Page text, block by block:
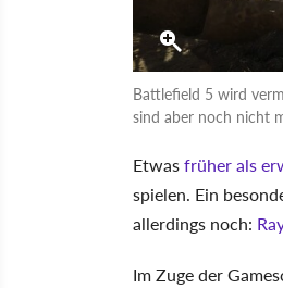
Battlefield 5 wird
sind aber noch nicht
Etwasfrüher als
spielen. Ein
allerdings noch:
Im Zuge der